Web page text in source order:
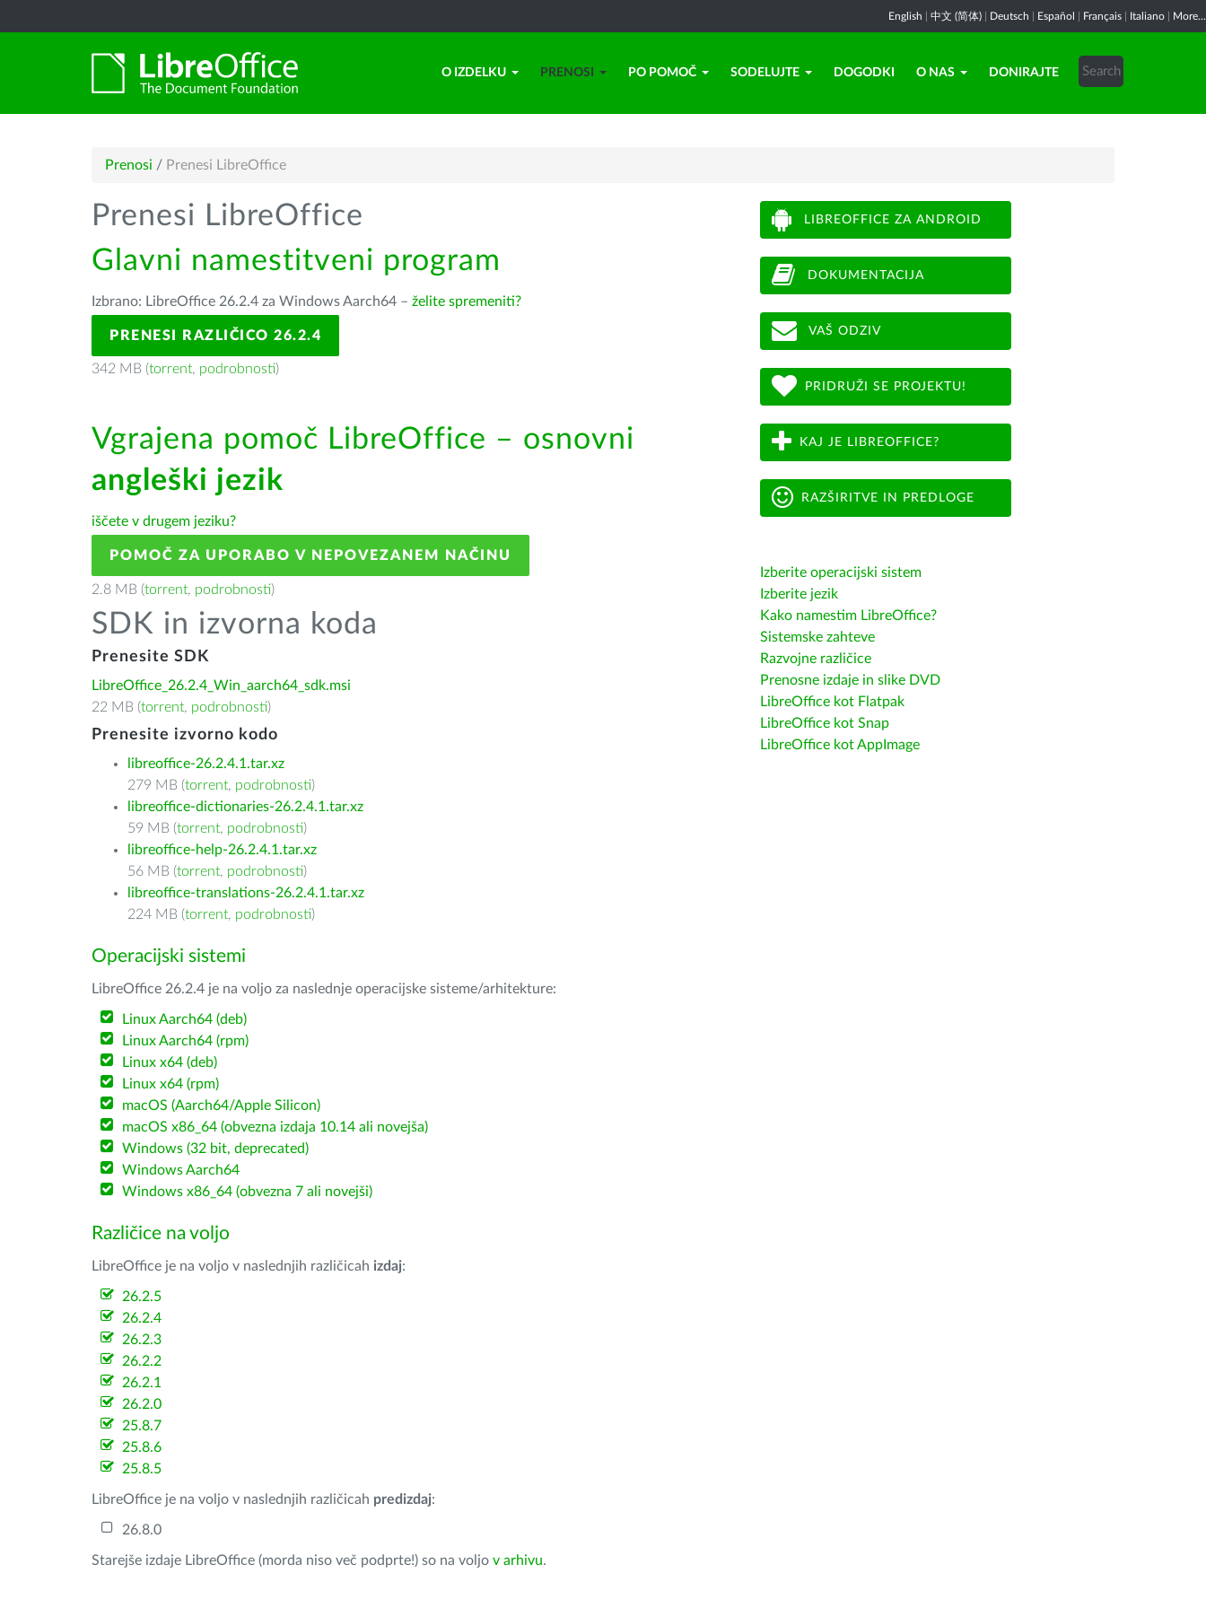
English 中文 (简体) Deutsch Español Français Italiano More...
O IZDELKU PRENOSI PO POMOČ SODELUJTE DOGODKI O NAS DONIRAJTE
Prenosi / Prenesi LibreOffice
Prenesi LibreOffice
Glavni namestitveni program
Izbrano: LibreOffice 26.2.4 za Windows Aarch64 – želite spremeniti?
PRENESI RAZLIČICO 26.2.4
342 MB (torrent, podrobnosti)
Vgrajena pomoč LibreOffice – osnovni
angleški jezik
iščete v drugem jeziku?
POMOČ ZA UPORABO V NEPOVEZANEM NAČINU
2.8 MB (torrent, podrobnosti)
SDK in izvorna koda
Prenesite SDK
LibreOffice_26.2.4_Win_aarch64_sdk.msi
22 MB (torrent, podrobnosti)
Prenesite izvorno kodo
libreoffice-26.2.4.1.tar.xz
279 MB (torrent, podrobnosti)
libreoffice-dictionaries-26.2.4.1.tar.xz
59 MB (torrent, podrobnosti)
libreoffice-help-26.2.4.1.tar.xz
56 MB (torrent, podrobnosti)
libreoffice-translations-26.2.4.1.tar.xz
224 MB (torrent, podrobnosti)
Operacijski sistemi
LibreOffice 26.2.4 je na voljo za naslednje operacijske sisteme/arhitekture:
Linux Aarch64 (deb)
Linux Aarch64 (rpm)
Linux x64 (deb)
Linux x64 (rpm)
macOS (Aarch64/Apple Silicon)
macOS x86_64 (obvezna izdaja 10.14 ali novejša)
Windows (32 bit, deprecated)
Windows Aarch64
Windows x86_64 (obvezna 7 ali novejši)
Različice na voljo
LibreOffice je na voljo v naslednjih različicah izdaj:
26.2.5
26.2.4
26.2.3
26.2.2
26.2.1
26.2.0
25.8.7
25.8.6
25.8.5
LibreOffice je na voljo v naslednjih različicah predizdaj:
26.8.0
Starejše izdaje LibreOffice (morda niso več podprte!) so na voljo v arhivu.
LIBREOFFICE ZA ANDROID
DOKUMENTACIJA
VAŠ ODZIV
PRIDRUŽI SE PROJEKTU!
KAJ JE LIBREOFFICE?
RAZŠIRITVE IN PREDLOGE
Izberite operacijski sistem
Izberite jezik
Kako namestim LibreOffice?
Sistemske zahteve
Razvojne različice
Prenosne izdaje in slike DVD
LibreOffice kot Flatpak
LibreOffice kot Snap
LibreOffice kot AppImage